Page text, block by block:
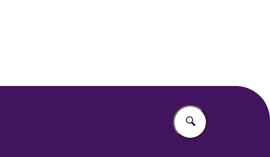
Vul in wat u